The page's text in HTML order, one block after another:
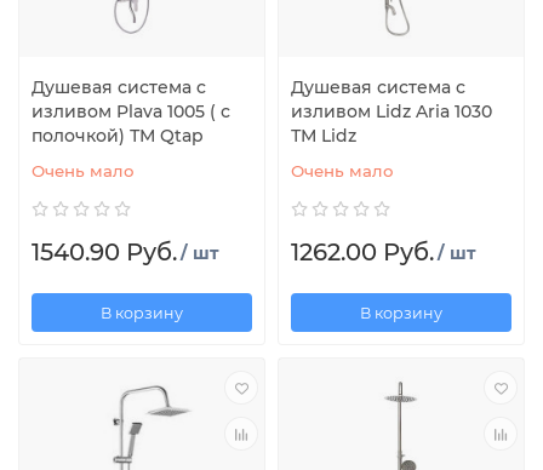
Душевая система c
изливом Plava 1005 ( с
полочкой) ТМ Qtap
Очень мало
1540.90 Руб./ шт
В корзину
Душевая система с
изливом Lidz Aria 1030
ТМ Lidz
Очень мало
1262.00 Руб./ шт
В корзину